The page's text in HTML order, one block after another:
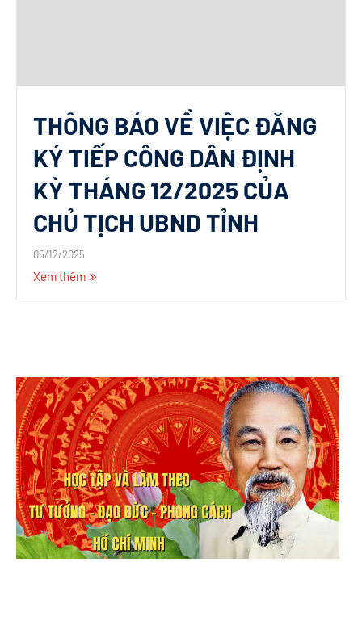
THÔNG BÁO VỀ VIỆC ĐĂNG
KÝ TIẾP CÔNG DÂN ĐỊNH
KỲ THÁNG 12/2025 CỦA
CHỦ TỊCH UBND TỈNH
05/12/2025
Xem thêm